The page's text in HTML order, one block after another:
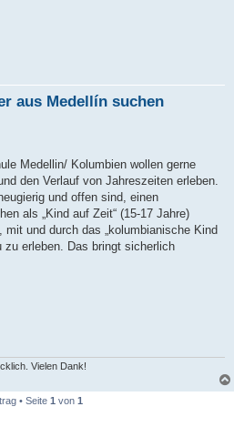
aus Medellín suchen
Medellin/ Kolumbien wollen gerne
den Verlauf von Jahreszeiten erleben.
und offen sind, einen
als „Kind auf Zeit“ (15-17 Jahre)
und durch das „kolumbianische Kind
zu erleben. Das bringt sicherlich
Vielen Dank!
• Seite 1 von 1